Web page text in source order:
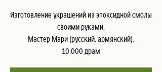
Изготовление украшений из эпоксидной смолы
своими руками.
Мастер Мари (русский, армянский).
10.000 драм